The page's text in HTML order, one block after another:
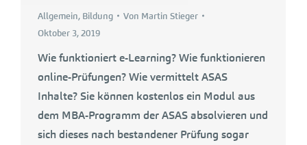
Allgemein, Bildung Von Martin Stieger
Oktober 3, 2019
Wie funktioniert e-Learning? Wie funktionieren
online-Prüfungen? Wie vermittelt ASAS
Inhalte? Sie können kostenlos ein Modul aus
dem MBA-Programm der ASAS absolvieren und
sich dieses nach bestandener Prüfung sogar